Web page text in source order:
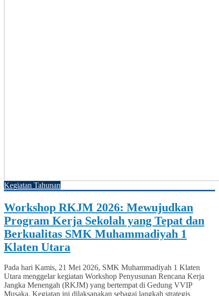
Kegiatan Tahunan
Workshop RKJM 2026: Mewujudkan
Program Kerja Sekolah yang Tepat dan
Berkualitas SMK Muhammadiyah 1
Klaten Utara
Pada hari Kamis, 21 Mei 2026, SMK Muhammadiyah 1 Klaten
Utara menggelar kegiatan Workshop Penyusunan Rencana Kerja
Jangka Menengah (RKJM) yang bertempat di Gedung VVIP
Musaka. Kegiatan ini dilaksanakan sebagai langkah strategis